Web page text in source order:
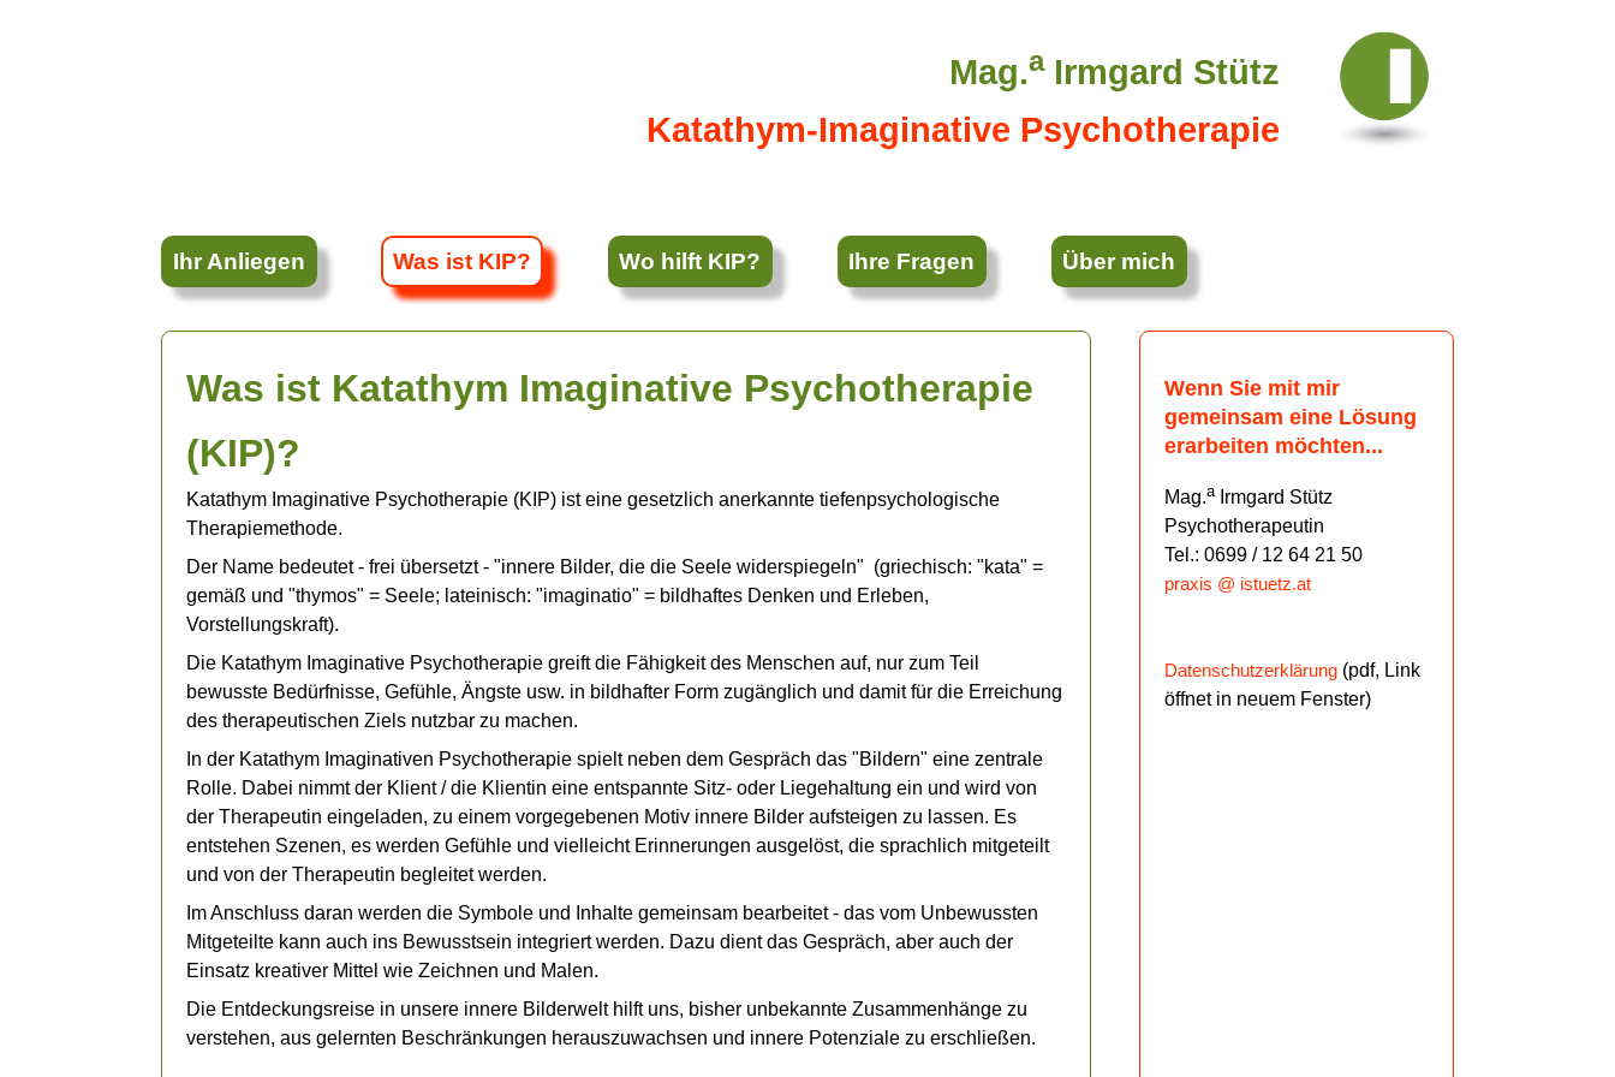
Mag.aIrmgard Stütz
Katathym-Imaginative Psychotherapie
Ihr Anliegen Was ist KIP? Wo hilft KIP? Ihre Fragen Über mich
Was ist Katathym Imaginative Psychotherapie
(KIP)?
Katathym Imaginative Psychotherapie (KIP) ist eine gesetzlich anerkannte tiefenpsychologische
Therapiemethode.
Der Name bedeutet - frei übersetzt - "innere Bilder, die die Seele widerspiegeln" (griechisch: "kata" =
gemäß und "thymos" = Seele; lateinisch: "imaginatio" = bildhaftes Denken und Erleben,
Vorstellungskraft).
Die Katathym Imaginative Psychotherapie greift die Fähigkeit des Menschen auf, nur zum Teil
bewusste Bedürfnisse, Gefühle, Ängste usw. in bildhafter Form zugänglich und damit für die Erreichung
des therapeutischen Ziels nutzbar zu machen.
In der Katathym Imaginativen Psychotherapie spielt neben dem Gespräch das "Bildern" eine zentrale
Rolle. Dabei nimmt der Klient / die Klientin eine entspannte Sitz- oder Liegehaltung ein und wird von
der Therapeutin eingeladen, zu einem vorgegebenen Motiv innere Bilder aufsteigen zu lassen. Es
entstehen Szenen, es werden Gefühle und vielleicht Erinnerungen ausgelöst, die sprachlich mitgeteilt
und von der Therapeutin begleitet werden.
Im Anschluss daran werden die Symbole und Inhalte gemeinsam bearbeitet - das vom Unbewussten
Mitgeteilte kann auch ins Bewusstsein integriert werden. Dazu dient das Gespräch, aber auch der
Einsatz kreativer Mittel wie Zeichnen und Malen.
Die Entdeckungsreise in unsere innere Bilderwelt hilft uns, bisher unbekannte Zusammenhänge zu
verstehen, aus gelernten Beschränkungen herauszuwachsen und innere Potenziale zu erschließen.
Wenn Sie mit mir
gemeinsam eine Lösung
erarbeiten möchten...
Mag.aIrmgard Stütz
Psychotherapeutin
Tel.: 0699 / 12 64 21 50
praxis @ istuetz.at
Datenschutzerklärung (pdf, Link
öffnet in neuem Fenster)